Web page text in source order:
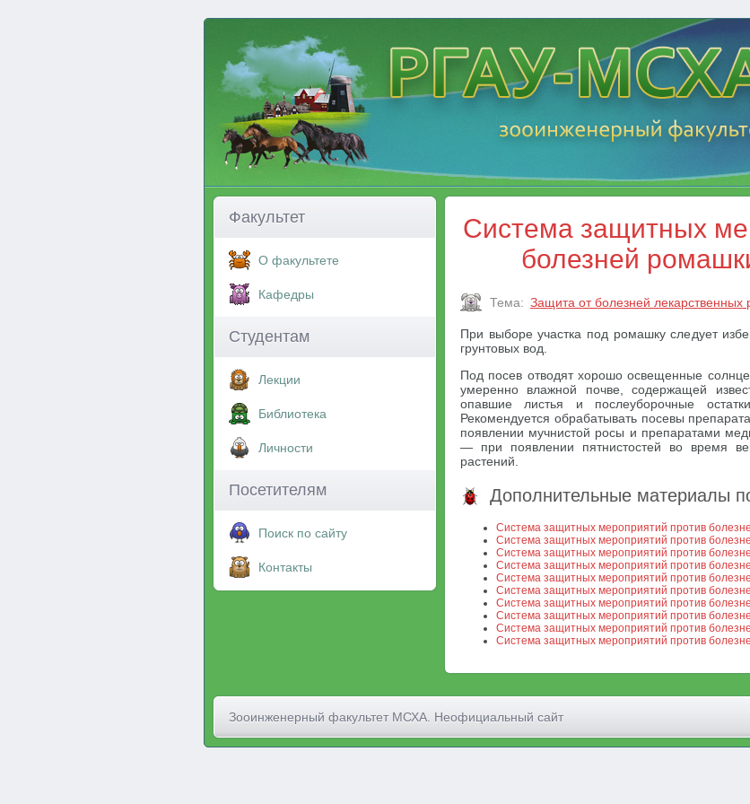
Факультет
О факультете
Кафедры
Студентам
Лекции
Библиотека
Личности
Посетителям
Поиск по сайту
Контакты
Система защитных
болезней
Тема: Защита от болезней лекарственных
При выборе участка под ромашку следует
грунтовых вод.
Под посев отводят хорошо освещенные
умеренно влажной почве, содержащей
опавшие листья и послеуборочные
Рекомендуется обрабатывать посевы
появлении мучнистой росы и препаратами
— при появлении пятнистостей во время
растений.
Дополнительные материалы
Система защитных мероприятий против
Система защитных мероприятий против
Система защитных мероприятий против
Система защитных мероприятий против
Система защитных мероприятий против
Система защитных мероприятий против
Система защитных мероприятий против
Система защитных мероприятий против
Система защитных мероприятий против
Система защитных мероприятий против
Зооинженерный факультет МСХА. Неофициальный сайт